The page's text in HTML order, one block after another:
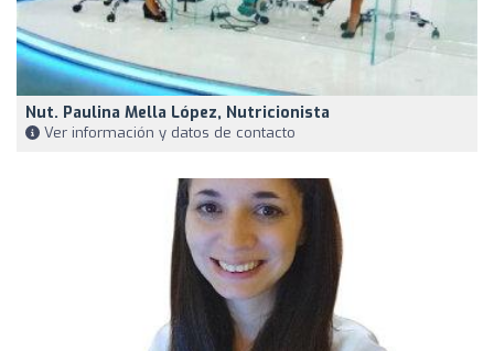
Nut. Paulina Mella López, Nutricionista
Ver información y datos de contacto